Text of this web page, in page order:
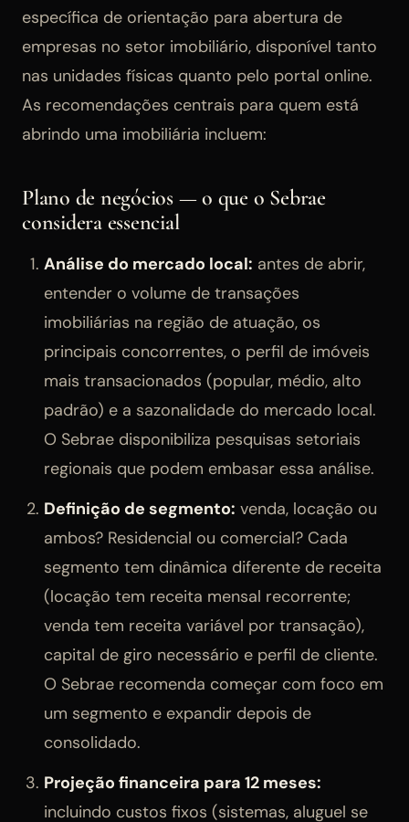
específica de orientação para abertura de
empresas no setor imobiliário, disponível tanto
nas unidades físicas quanto pelo portal online.
As recomendações centrais para quem está
abrindo uma imobiliária incluem:
Plano de negócios — o que o Sebrae
considera essencial
Análise do mercado local: antes de abrir,
entender o volume de transações
imobiliárias na região de atuação, os
principais concorrentes, o perfil de imóveis
mais transacionados (popular, médio, alto
padrão) e a sazonalidade do mercado local.
O Sebrae disponibiliza pesquisas setoriais
regionais que podem embasar essa análise.
Definição de segmento: venda, locação ou
ambos? Residencial ou comercial? Cada
segmento tem dinâmica diferente de receita
(locação tem receita mensal recorrente;
venda tem receita variável por transação),
capital de giro necessário e perfil de cliente.
O Sebrae recomenda começar com foco em
um segmento e expandir depois de
consolidado.
Projeção financeira para 12 meses:
incluindo custos fixos (sistemas, aluguel se